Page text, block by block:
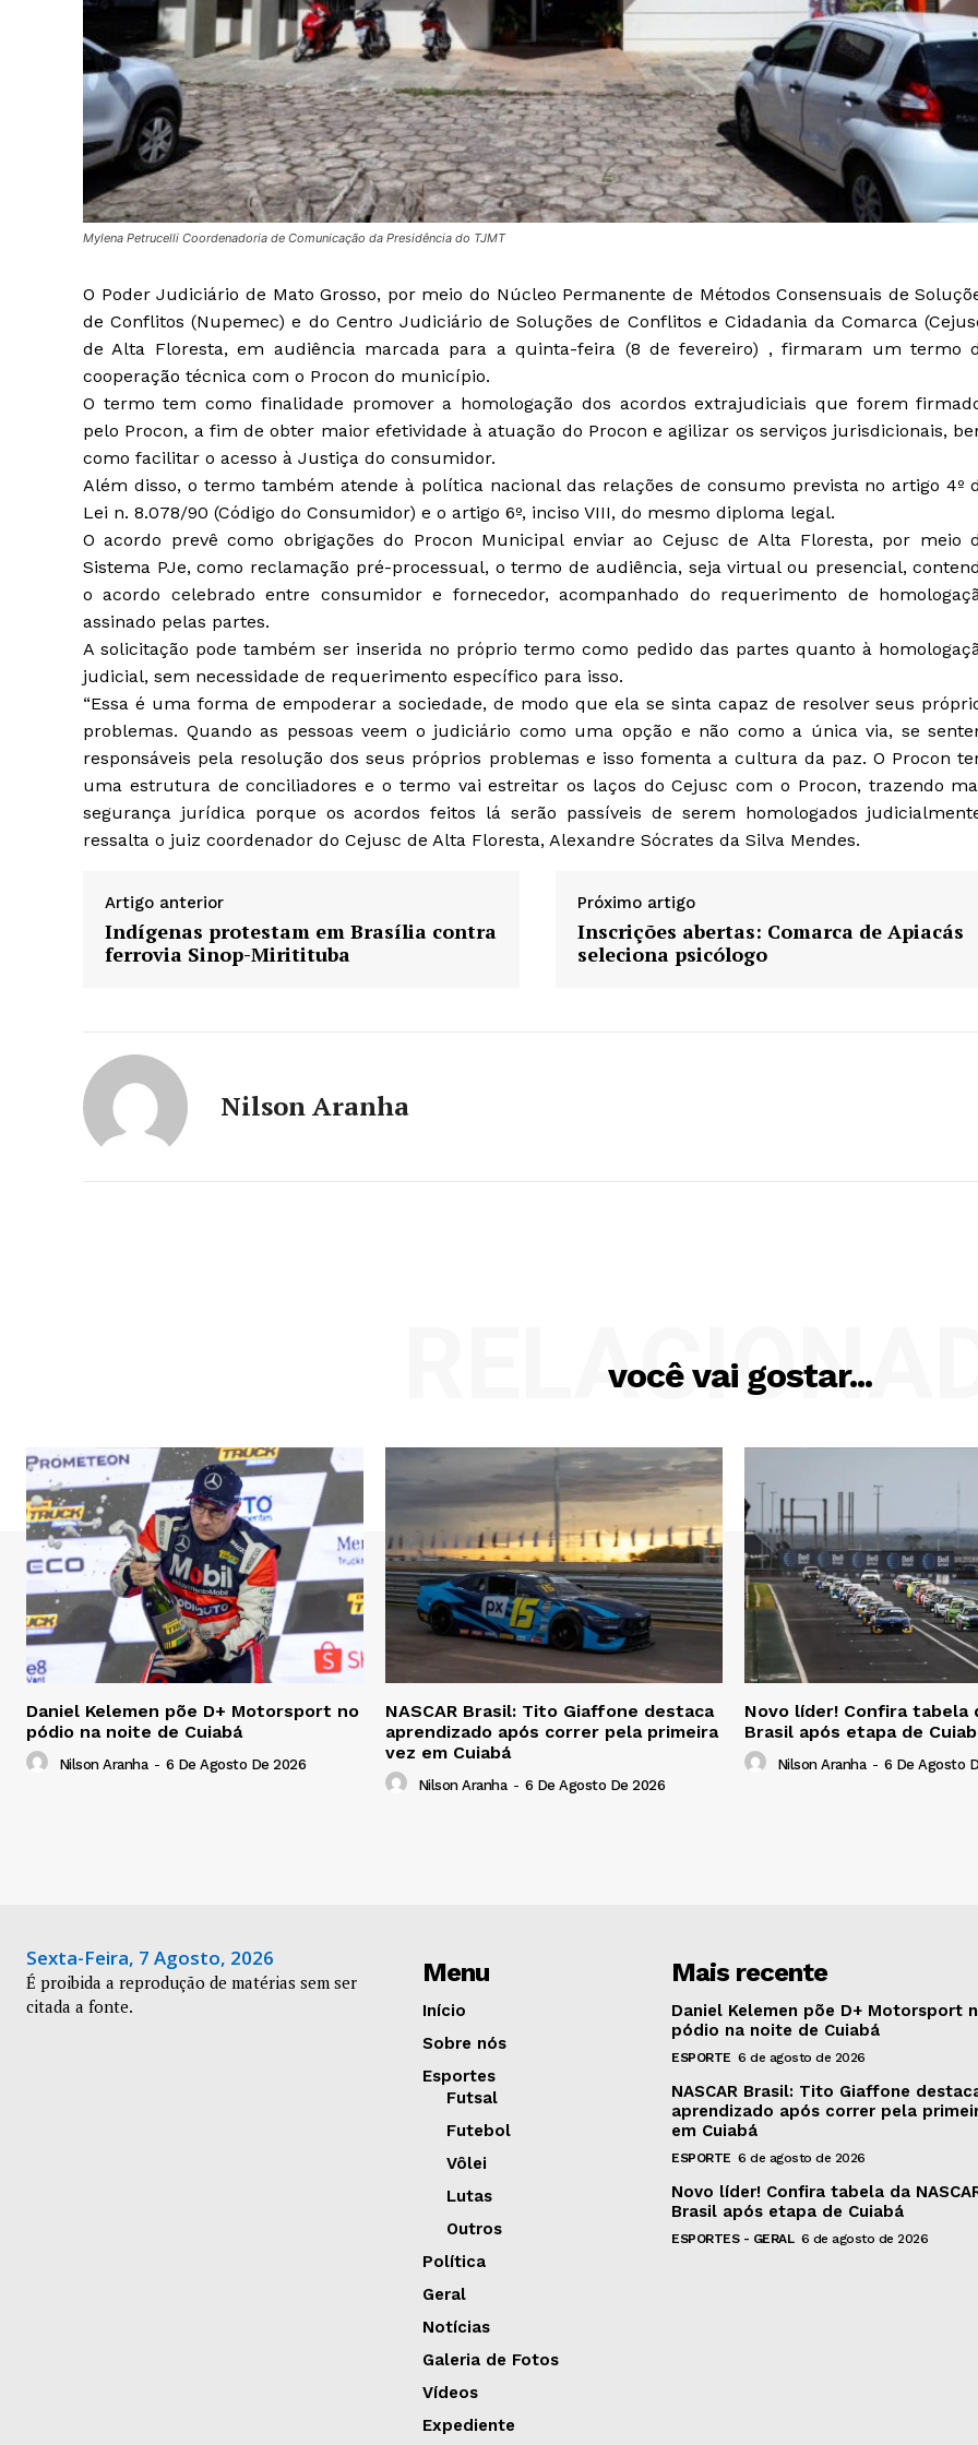
Mylena Petrucelli Coordenadoria de Comunicação da Presidência do TJMT
O Poder Judiciário de Mato Grosso, por meio do Núcleo Permanente de Métodos Consensuais de
de Conflitos (Nupemec) e do Centro Judiciário de Soluções de Conflitos e Cidadania da Comarca
de Alta Floresta, em audiência marcada para a quinta-feira (8 de fevereiro) , firmaram um termo
cooperação técnica com o Procon do município.
O termo tem como finalidade promover a homologação dos acordos extrajudiciais que forem
pelo Procon, a fim de obter maior efetividade à atuação do Procon e agilizar os serviços jurisdicionais,
como facilitar o acesso à Justiça do consumidor.
Além disso, o termo também atende à política nacional das relações de consumo prevista no artigo 4º
Lei n. 8.078/90 (Código do Consumidor) e o artigo 6º, inciso VIII, do mesmo diploma legal.
O acordo prevê como obrigações do Procon Municipal enviar ao Cejusc de Alta Floresta, por meio
Sistema PJe, como reclamação pré-processual, o termo de audiência, seja virtual ou presencial,
o acordo celebrado entre consumidor e fornecedor, acompanhado do requerimento de
assinado pelas partes.
A solicitação pode também ser inserida no próprio termo como pedido das partes quanto à
judicial, sem necessidade de requerimento específico para isso.
“Essa é uma forma de empoderar a sociedade, de modo que ela se sinta capaz de resolver seus
problemas. Quando as pessoas veem o judiciário como uma opção e não como a única via, se
responsáveis pela resolução dos seus próprios problemas e isso fomenta a cultura da paz. O Procon
uma estrutura de conciliadores e o termo vai estreitar os laços do Cejusc com o Procon, trazendo
segurança jurídica porque os acordos feitos lá serão passíveis de serem homologados
ressalta o juiz coordenador do Cejusc de Alta Floresta, Alexandre Sócrates da Silva Mendes.
Artigo anterior
Indígenas protestam em Brasília contra
ferrovia Sinop-Miritituba
Próximo artigo
Inscrições abertas: Comarca de Apiacás
seleciona psicólogo
Nilson Aranha
você vai gostar...
Daniel Kelemen põe D+ Motorsport no
pódio na noite de Cuiabá
Nilson Aranha - 6 De Agosto De 2026
NASCAR Brasil: Tito Giaffone destaca
aprendizado após correr pela primeira
vez em Cuiabá
Nilson Aranha - 6 De Agosto De 2026
Novo líder! Confira tabela
Brasil após etapa de
Nilson Aranha - 6 De Agosto
Sexta-Feira, 7 Agosto, 2026
É proibida a reprodução de matérias sem ser
citada a fonte.
Menu
Início
Sobre nós
Esportes
Futsal
Futebol
Vôlei
Lutas
Outros
Política
Geral
Notícias
Galeria de Fotos
Vídeos
Expediente
Mais recente
Daniel Kelemen põe D+ Motorsport
pódio na noite de Cuiabá
ESPORTE 6 de agosto de 2026
NASCAR Brasil: Tito Giaffone
aprendizado após correr pela
em Cuiabá
ESPORTE 6 de agosto de 2026
Novo líder! Confira tabela da
Brasil após etapa de Cuiabá
ESPORTES - GERAL 6 de agosto de 2026